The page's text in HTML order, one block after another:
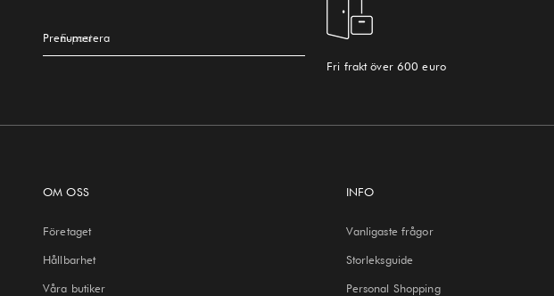
E-post
Prenumerera
Fri frakt över 600 euro
OM OSS
Företaget
Hållbarhet
Våra butiker
INFO
Vanligaste frågor
Storleksguide
Personal Shopping